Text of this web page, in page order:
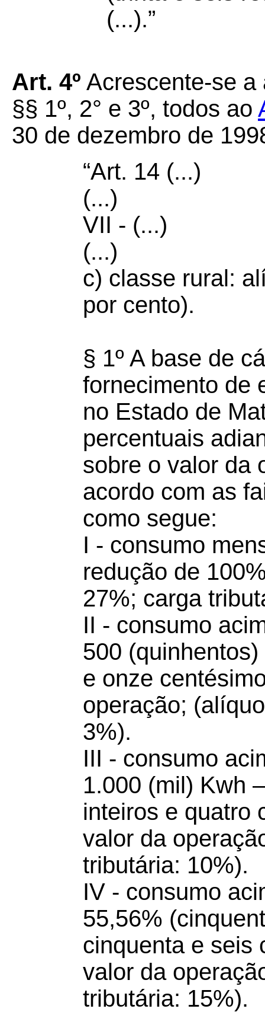
(...).”
Art. 4º Acrescente-se a
§§ 1º, 2° e 3º, todos ao
30 de dezembro de
“Art. 14 (...)
(...)
VII - (...)
(...)
c) classe rural:
por cento).
§ 1º A base de
fornecimento de
no Estado de
percentuais
sobre o valor da
acordo com as
como segue:
I - consumo
redução de
27%; carga
II - consumo
500
e onze
operação;
3%).
III - consumo
1.000 (mil) Kwh
inteiros e quatro
valor da
tributária: 10%).
IV - consumo
55,56%
cinquenta e seis
valor da
tributária: 15%).